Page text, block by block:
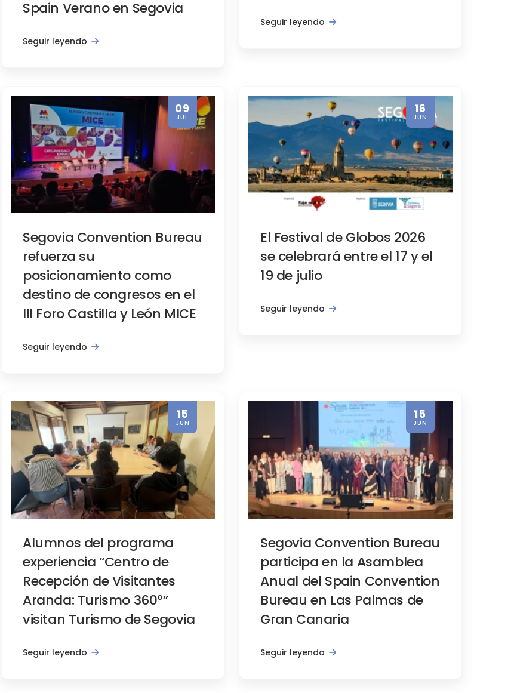
en verano
Spain Verano en Segovia
Seguir leyendo
Seguir leyendo
09
JUL
Segovia Convention Bureau
refuerza su
posicionamiento como
destino de congresos en el
III Foro Castilla y León MICE
Seguir leyendo
16
JUN
El Festival de Globos 2026
se celebrará entre el 17 y el
19 de julio
Seguir leyendo
15
JUN
Alumnos del programa
experiencia “Centro de
Recepción de Visitantes
Aranda: Turismo 360º”
visitan Turismo de Segovia
Seguir leyendo
15
JUN
Segovia Convention Bureau
participa en la Asamblea
Anual del Spain Convention
Bureau en Las Palmas de
Gran Canaria
Seguir leyendo